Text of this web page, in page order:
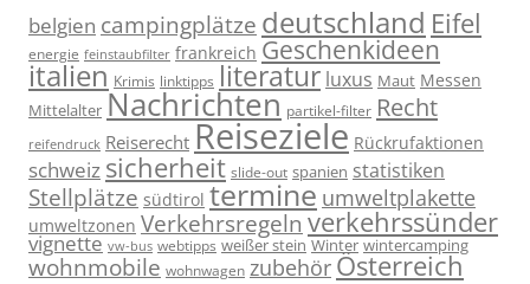
belgien campingplätze deutschland Eifel
energie feinstaubfilter frankreich Geschenkideen
italien Krimis linktipps literatur luxus Maut Messen
Mittelalter Nachrichten partikel-filter Recht
reifendruck Reiserecht Reiseziele Rückrufaktionen
schweiz sicherheit slide-out spanien statistiken
Stellplätze südtirol termine umweltplakette
umweltzonen Verkehrsregeln verkehrssünder
vignette vw-bus webtipps weißer stein Winter wintercamping
wohnmobile wohnwagen zubehör Österreich